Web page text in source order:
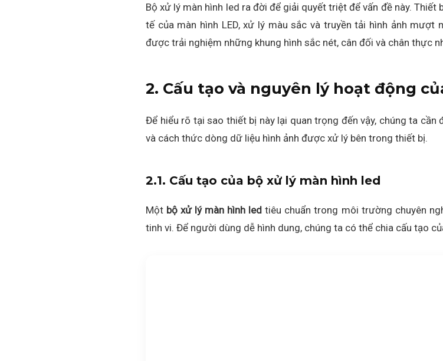
Bộ xử lý màn hình led ra đời để giải quyết triệt để vấn đề này.
tế của màn hình LED, xử lý màu sắc và truyền tải hình ảnh mượt
được trải nghiệm những khung hình sắc nét, cân đối và chân thực
2. Cấu tạo và nguyên lý hoạt động
Để hiểu rõ tại sao thiết bị này lại quan trọng đến vậy, chúng ta cần
và cách thức dòng dữ liệu hình ảnh được xử lý bên trong thiết bị.
2.1. Cấu tạo của bộ xử lý màn hình led
Một bộ xử lý màn hình led tiêu chuẩn trong môi trường chuyên
tinh vi. Để người dùng dễ hình dung, chúng ta có thể chia cấu tạo